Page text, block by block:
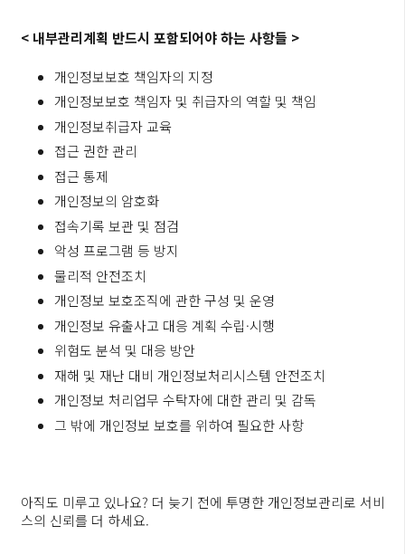
< 내부관리계획 반드시 포함되어야 하는 사항들 >
개인정보보호 책임자의 지정
개인정보보호 책임자 및 취급자의 역할 및 책임
개인정보취급자 교육
접근 권한 관리
접근 통제
개인정보의 암호화
접속기록 보관 및 점검
악성 프로그램 등 방지
물리적 안전조치
개인정보 보호조직에 관한 구성 및 운영
개인정보 유출사고 대응 계획 수립·시행
위험도 분석 및 대응 방안
재해 및 재난 대비 개인정보처리시스템 안전조치
개인정보 처리업무 수탁자에 대한 관리 및 감독
그 밖에 개인정보 보호를 위하여 필요한 사항
아직도 미루고 있나요? 더 늦기 전에 투명한 개인정보관리로 서비
스의 신뢰를 더 하세요.